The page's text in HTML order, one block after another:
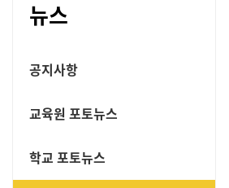
뉴스
공지사항
교육원 포토뉴스
학교 포토뉴스